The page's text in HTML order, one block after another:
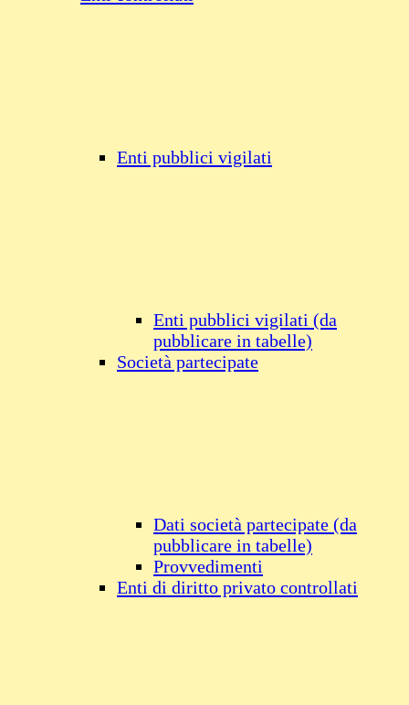
Enti pubblici vigilati
Enti pubblici vigilati (da
pubblicare in tabelle)
Società partecipate
Dati società partecipate (da
pubblicare in tabelle)
Provvedimenti
Enti di diritto privato controllati